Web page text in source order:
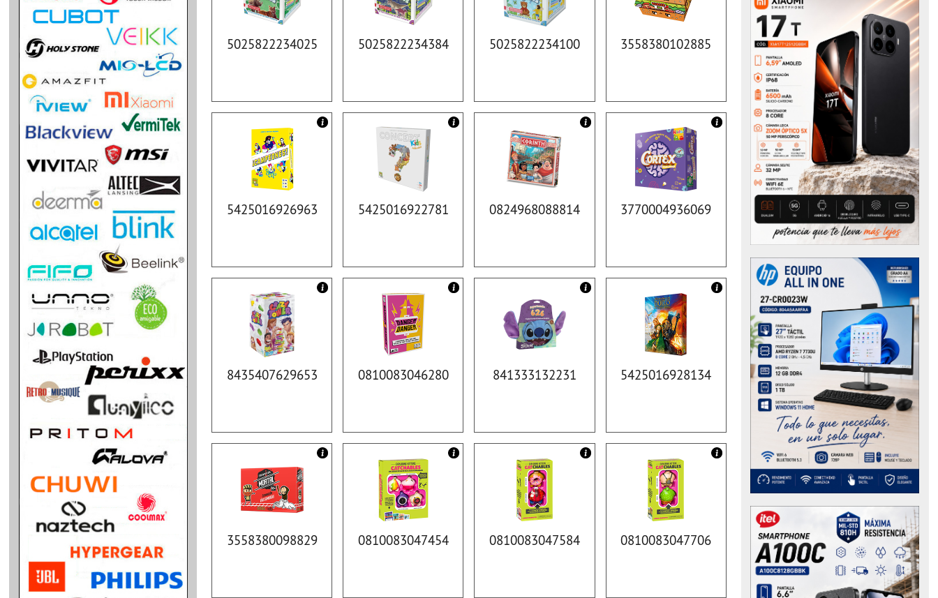
5025822234025 5025822234384 5025822234100 3558380102885
5425016926963 5425016922781 0824968088814 3770004936069
8435407629653 0810083046280 841333132231 5425016928134
3558380098829 0810083047454 0810083047584 0810083047706